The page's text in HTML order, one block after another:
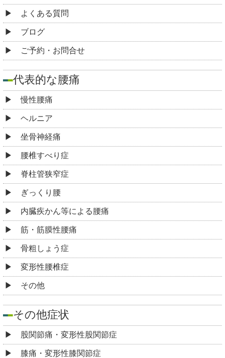
よくある質問
ブログ
ご予約・お問合せ
代表的な腰痛
慢性腰痛
ヘルニア
坐骨神経痛
腰椎すべり症
脊柱管狭窄症
ぎっくり腰
内臓疾かん等による腰痛
筋・筋膜性腰痛
骨粗しょう症
変形性腰椎症
その他
その他症状
股関節痛・変形性股関節症
膝痛・変形性膝関節症